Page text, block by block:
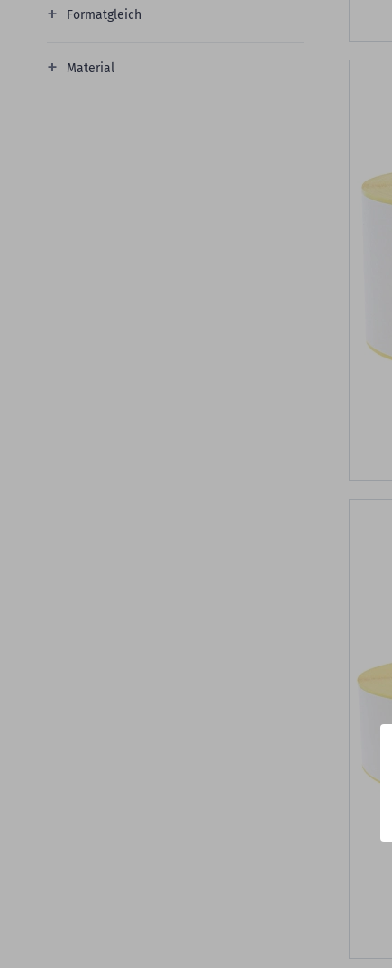
Formatgleich
Material